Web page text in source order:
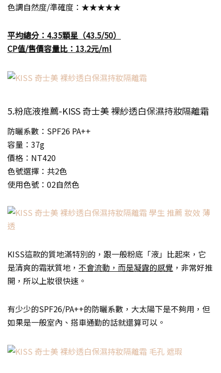
色調自然度/準確度：★★★★★
平均總分：4.35顆星（43.5/50）
CP值/售價容量比：13.2元/ml
5.粉底液推薦-KISS 奇士美 裸紗透白保濕持妝隔離霜
防曬系數：SPF26 PA++
容量：37g
價格：NT420
色號選擇：共2色
使用色號：02自然色
KISS這款的質地滿特別的，跟一般粉底「液」比起來，它
是清爽的霜狀質地， 不會流動，而是凝露的感覺 ，非常好推
開，所以上妝很快速。
有少少的SPF26/PA++的防曬系數，大太陽下是不夠用，但
如果是一般室內、搭車通勤的話就還算可以。